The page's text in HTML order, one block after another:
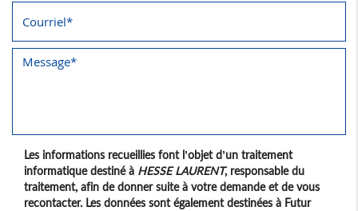
Les informations recueillies font l’objet d’un traitement
informatique destiné à HESSE LAURENT, responsable du
traitement, afin de donner suite à votre demande et de vous
recontacter. Les données sont également destinées à Futur